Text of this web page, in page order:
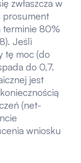
zwłaszcza w
prosument
terminie 80%
Jeśli
tę moc (do
do 0,7.
jest
(net-
wniosku